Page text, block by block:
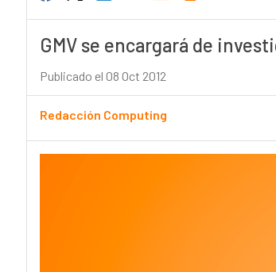
GMV se encargará de
Publicado el 08 Oct 2012
Redacción Computing